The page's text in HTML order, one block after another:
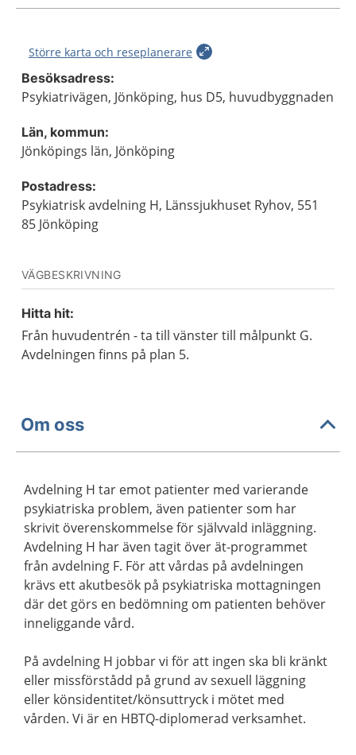
Större karta och reseplanerare
Besöksadress:
Psykiatrivägen, Jönköping, hus D5, huvudbyggnaden
Län, kommun:
Jönköpings län, Jönköping
Postadress:
Psykiatrisk avdelning H, Länssjukhuset Ryhov, 551
85 Jönköping
VÄGBESKRIVNING
Hitta hit:
Från huvudentrén - ta till vänster till målpunkt G.
Avdelningen finns på plan 5.
Om oss
Avdelning H tar emot patienter med varierande
psykiatriska problem, även patienter som har
skrivit överenskommelse för självvald inläggning.
Avdelning H har även tagit över ät-programmet
från avdelning F. För att vårdas på avdelningen
krävs ett akutbesök på psykiatriska mottagningen
där det görs en bedömning om patienten behöver
inneliggande vård.
På avdelning H jobbar vi för att ingen ska bli kränkt
eller missförstådd på grund av sexuell läggning
eller könsidentitet/könsuttryck i mötet med
vården. Vi är en HBTQ-diplomerad verksamhet.